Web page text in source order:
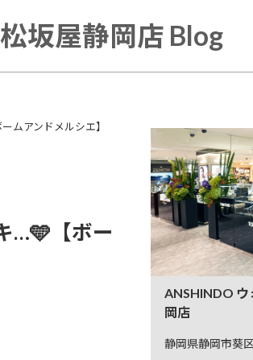
坂屋静岡店 Blog
ムアンドメルシエ】
…🩵【ボー
ANSHINDO ウ
岡店
静岡県静岡市葵